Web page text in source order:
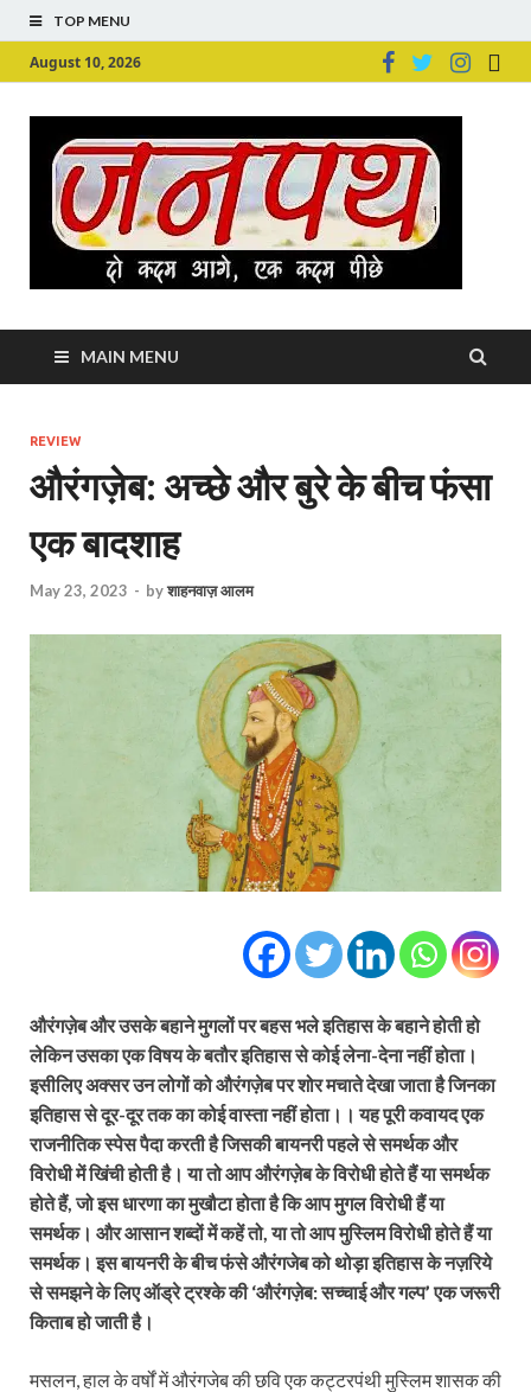
TOP MENU
August 10, 2026
MAIN MENU
REVIEW
औरंगज़ेब: अच्छे और बुरे के बीच फंसा
एक बादशाह
May 23, 2023 - byशाहनवाज़ आलम
औरंगज़ेब और उसके बहाने मुगलों पर बहस भले इतिहास के बहाने होती हो
लेकिन उसका एक विषय के बतौर इतिहास से कोई लेना-देना नहीं होता।
इसीलिए अक्सर उन लोगों को औरंगज़ेब पर शोर मचाते देखा जाता है जिनका
इतिहास से दूर-दूर तक का कोई वास्ता नहीं होता।। यह पूरी कवायद एक
राजनीतिक स्पेस पैदा करती है जिसकी बायनरी पहले से समर्थक और
विरोधी में खिंची होती है। या तो आप औरंगज़ेब के विरोधी होते हैं या समर्थक
होते हैं, जो इस धारणा का मुखौटा होता है कि आप मुगल विरोधी हैं या
समर्थक। और आसान शब्दों में कहें तो, या तो आप मुस्लिम विरोधी होते हैं या
समर्थक। इस बायनरी के बीच फंसे औरंगजेब को थोड़ा इतिहास के नज़रिये
से समझने के लिए ऑड्रे ट्रश्के की ‘औरंगज़ेब: सच्चाई और गल्प’ एक जरूरी
किताब हो जाती है।
मसलन, हाल के वर्षों में औरंगजेब की छवि एक कट्टरपंथी मुस्लिम शासक की